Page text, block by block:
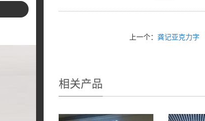
上一个：龚记亚克力字
相关产品